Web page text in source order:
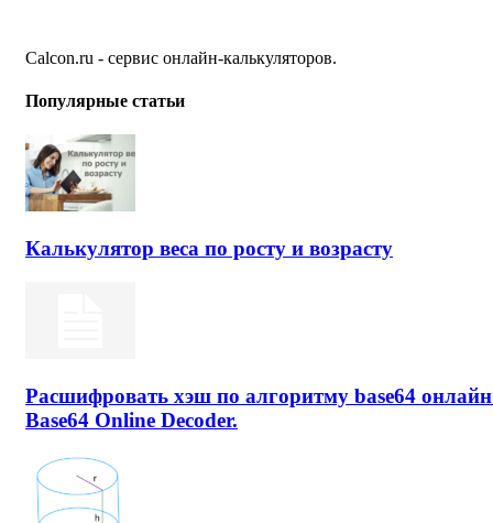
Calcon.ru - сервис онлайн-калькуляторов.
Популярные статьи
Калькулятор веса по росту и возрасту
Расшифровать хэш по алгоритму base64
Base64 Online Decoder.